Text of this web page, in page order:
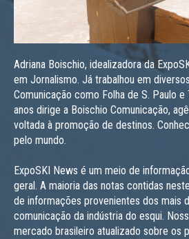
Adriana Boischio, idealizadora da
em Jornalismo. Já trabalhou em
Comunicação como Folha de S. Paulo
anos dirige a Boischio Comunicação,
voltada à promoção de destinos.
pelo mundo.
ExpoSKI News é um meio de
geral. A maioria das notas contidas
de informações provenientes dos mais
comunicação da indústria do esqui.
mercado brasileiro atualizado sobre os